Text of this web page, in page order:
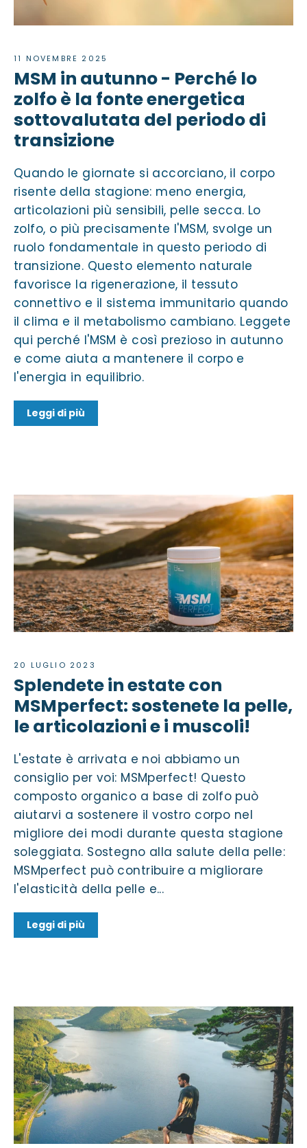
11 NOVEMBRE 2025
MSM in autunno - Perché lo
zolfo è la fonte energetica
sottovalutata del periodo di
transizione
Quando le giornate si accorciano, il corpo
risente della stagione: meno energia,
articolazioni più sensibili, pelle secca. Lo
zolfo, o più precisamente l'MSM, svolge un
ruolo fondamentale in questo periodo di
transizione. Questo elemento naturale
favorisce la rigenerazione, il tessuto
connettivo e il sistema immunitario quando
il clima e il metabolismo cambiano. Leggete
qui perché l'MSM è così prezioso in autunno
e come aiuta a mantenere il corpo e
l'energia in equilibrio.
Leggi di più
20 LUGLIO 2023
Splendete in estate con
MSMperfect: sostenete la pelle,
le articolazioni e i muscoli!
L'estate è arrivata e noi abbiamo un
consiglio per voi: MSMperfect! Questo
composto organico a base di zolfo può
aiutarvi a sostenere il vostro corpo nel
migliore dei modi durante questa stagione
soleggiata. Sostegno alla salute della pelle:
MSMperfect può contribuire a migliorare
l'elasticità della pelle e...
Leggi di più